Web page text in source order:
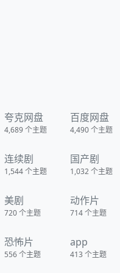
夸克网盘
4,689个主题
百度网盘
4,490个主题
连续剧
1,544个主题
国产剧
1,032个主题
美剧
720个主题
动作片
714个主题
恐怖片
556个主题
app
413个主题